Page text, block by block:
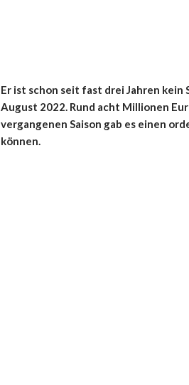
Er ist schon seit fast drei Jahren kein
August 2022. Rund acht Millionen
vergangenen Saison gab es einen
können.